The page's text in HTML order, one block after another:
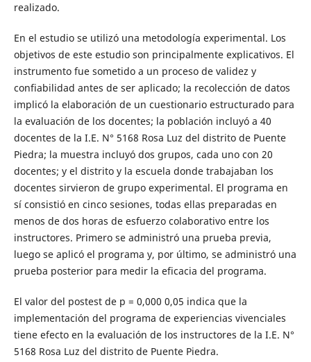
realizado.
En el estudio se utilizó una metodología experimental. Los
objetivos de este estudio son principalmente explicativos. El
instrumento fue sometido a un proceso de validez y
confiabilidad antes de ser aplicado; la recolección de datos
implicó la elaboración de un cuestionario estructurado para
la evaluación de los docentes; la población incluyó a 40
docentes de la I.E. N° 5168 Rosa Luz del distrito de Puente
Piedra; la muestra incluyó dos grupos, cada uno con 20
docentes; y el distrito y la escuela donde trabajaban los
docentes sirvieron de grupo experimental. El programa en
sí consistió en cinco sesiones, todas ellas preparadas en
menos de dos horas de esfuerzo colaborativo entre los
instructores. Primero se administró una prueba previa,
luego se aplicó el programa y, por último, se administró una
prueba posterior para medir la eficacia del programa.
El valor del postest de p = 0,000 0,05 indica que la
implementación del programa de experiencias vivenciales
tiene efecto en la evaluación de los instructores de la I.E. N°
5168 Rosa Luz del distrito de Puente Piedra.